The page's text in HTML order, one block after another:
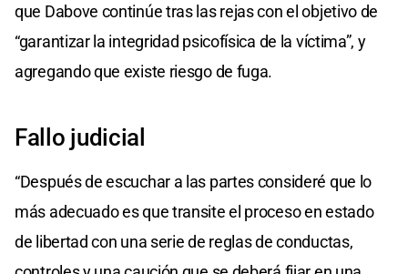
que Dabove continúe tras las rejas con el objetivo de
“garantizar la integridad psicofísica de la víctima”, y
agregando que existe riesgo de fuga.
Fallo judicial
“Después de escuchar a las partes consideré que lo
más adecuado es que transite el proceso en estado
de libertad con una serie de reglas de conductas,